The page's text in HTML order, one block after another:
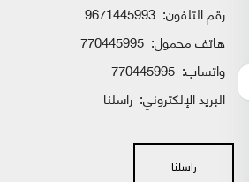
رقم التلفون: 9671445993
هاتف محمول: 770445995
واتساب:
البريد الإلكتروني: راسلنا
راسلنا